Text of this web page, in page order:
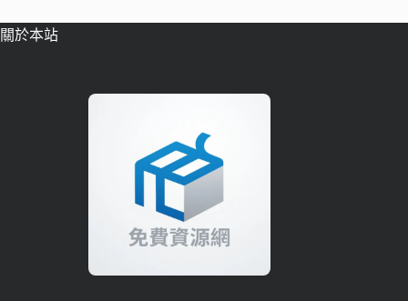
關於本站